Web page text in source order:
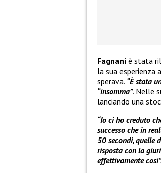
Fagnani è stata
la sua esperienza a
sperava. “È stata
“insomma”. Nelle
lanciando una
“Io ci ho creduto
successo che in
50 secondi, quelle
risposta con la
effettivamente